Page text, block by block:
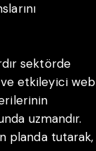
sektörde
etkileyici web
uzmandır.
planda tutarak,